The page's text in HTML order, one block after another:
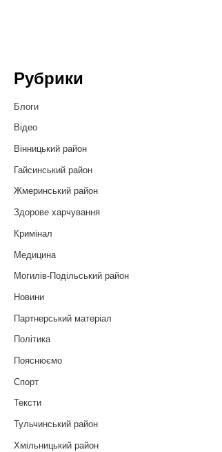
Рубрики
Блоги
Відео
Вінницький район
Гайсинський район
Жмеринський район
Здорове харчування
Кримінал
Медицина
Могилів-Подільський район
Новини
Партнерський матеріал
Політика
Пояснюємо
Спорт
Тексти
Тульчинський район
Хмільницький район